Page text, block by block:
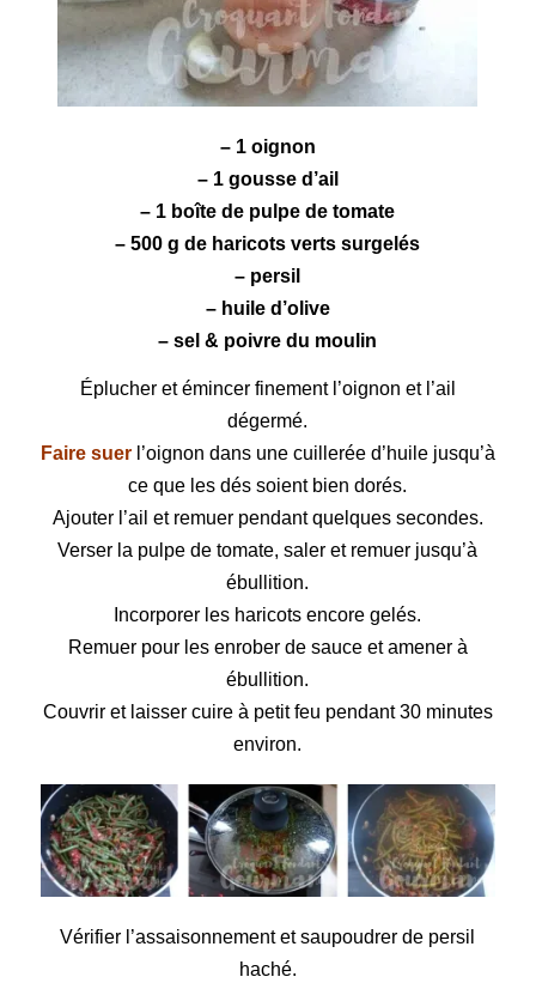
– 1 oignon
– 1 gousse d’ail
– 1 boîte de pulpe detomate
– 500 g de haricots verts surgelés
– persil
– huile d’olive
– sel & poivre du moulin
Éplucher et émincer finement l’oignon et l’ail
dégermé.
Faire suerl’oignon dans une cuillerée d’huile jusqu’à
ce que les dés soient bien dorés.
Ajouter l’ail et remuer pendant quelques secondes.
Verser la pulpe de tomate, saler et remuer jusqu’à
ébullition.
Incorporer les haricots encore gelés.
Remuer pour les enrober de sauce et amener à
ébullition.
Couvrir et laisser cuire à petit feu pendant 30 minutes
environ.
Vérifier l’assaisonnement et saupoudrer de persil
haché.